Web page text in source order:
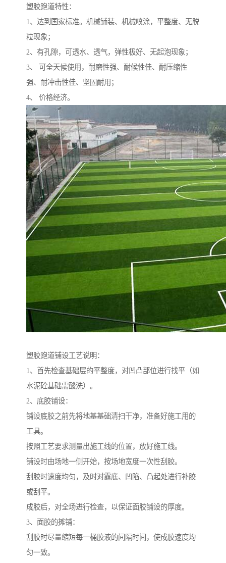
塑胶跑道特性：
1、达到国家标准。机械铺装、机械喷涂，平整度、无脱
粒现象；
2、有孔隙，可透水、透气，弹性极好、无起泡现象；
3、 可全天候使用，耐磨性强、耐候性佳、耐压缩性
强、耐冲击性佳、坚固耐用；
4、 价格经济。
塑胶跑道铺设工艺说明：
1、首先检查基础层的平整度，对凹凸部位进行找平（如
水泥砼基础需酸洗）。
2、底胶铺设：
铺设底胶之前先将地基基础清扫干净，准备好施工用的
工具。
按照工艺要求测量出施工线的位置，放好施工线。
铺设时由场地一侧开始，按场地宽度一次性刮胶。
刮胶时速度均匀，及时对露底、凹陷、凸起处进行补胶
或刮平。
成胶后，对全场进行检查，以保证面胶铺设的厚度。
3、面胶的摊铺：
刮胶时尽量缩短每一桶胶液的间隔时间，使成胶速度均
匀一致。